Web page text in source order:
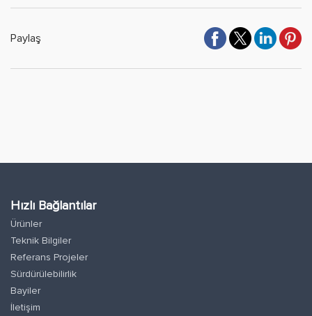
Paylaş
Hızlı Bağlantılar
Ürünler
Teknik Bilgiler
Referans Projeler
Sürdürülebilirlik
Bayiler
İletişim